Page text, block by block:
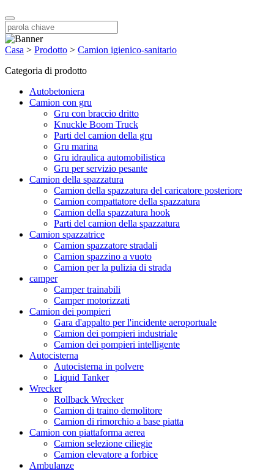
Casa > Prodotto > Camion igienico-sanitario
Categoria di prodotto
Autobetoniera
Camion con gru
Gru con braccio dritto
Knuckle Boom Truck
Parti del camion della gru
Gru marina
Gru idraulica automobilistica
Gru per servizio pesante
Camion della spazzatura
Camion della spazzatura del caricatore posteriore
Camion compattatore della spazzatura
Camion della spazzatura hook
Parti del camion della spazzatura
Camion spazzatrice
Camion spazzatore stradali
Camion spazzino a vuoto
Camion per la pulizia di strada
camper
Camper trainabili
Camper motorizzati
Camion dei pompieri
Gara d'appalto per l'incidente aeroportuale
Camion dei pompieri industriale
Camion dei pompieri intelligente
Autocisterna
Autocisterna in polvere
Liquid Tanker
Wrecker
Rollback Wrecker
Camion di traino demolitore
Camion di rimorchio a base piatta
Camion con piattaforma aerea
Camion selezione ciliegie
Camion elevatore a forbice
Ambulanze